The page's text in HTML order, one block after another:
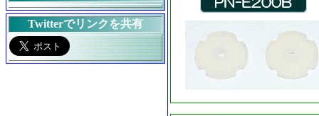
Twitterでリンクを共有